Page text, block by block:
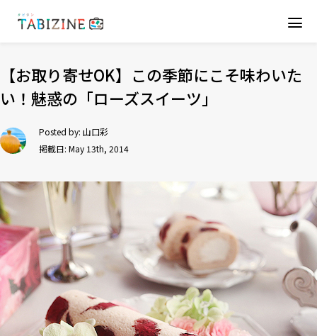
【お取り寄せOK】この季節にこそ味わいた
い！魅惑の「ローズスイーツ」
Posted by: 山口彩
掲載日: May 13th, 2014